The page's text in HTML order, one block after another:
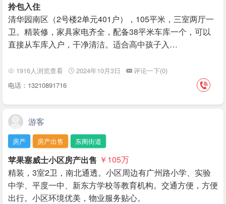
拎包入住
清华园南区（2号楼2单元401户），105平米，三室两厅一
卫。精装修，家具家电齐全，配备38平米车库一个，可以
直接从车库入户，干净清洁。适合高中孩子入…
1916人浏览查看 2024年10月3日
评论一下(0)
电话：13210891716
游客
房产 房产出售 东阁街道
苹果塞威士小区房产出售 ￥105万
精装，3室2卫，南北通透。小区周边有广州路小学、实验
中学、平度一中、新东方学校等教育机构。交通方便，方便
出行。小区环境优美，物业服务贴心。